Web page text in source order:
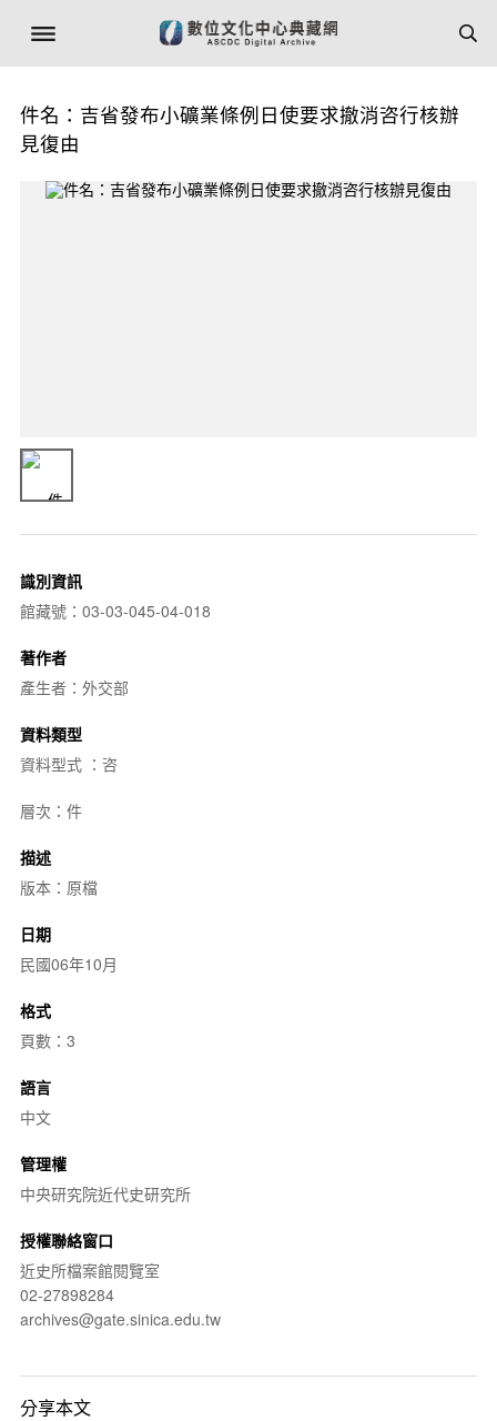
件名：吉省發布小礦業條例日使要求撤消咨行核辦
見復由
識別資訊
館藏號：03-03-045-04-018
著作者
產生者：外交部
資料類型
資料型式 ：咨
層次：件
描述
版本：原檔
日期
民國06年10月
格式
頁數：3
語言
中文
管理權
中央研究院近代史研究所
授權聯絡窗口
近史所檔案館閱覽室
02-27898284
archives@gate.sinica.edu.tw
分享本文